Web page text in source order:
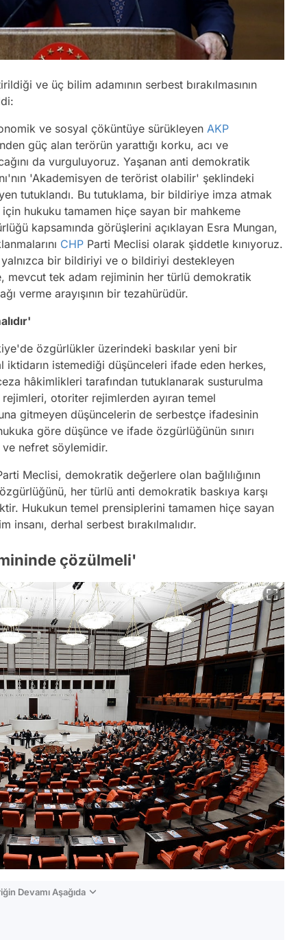
ve üç bilim adamının serbest bırakılmasının
ve sosyal çöküntüye sürükleyen AKP
güç alan terörün yarattığı korku, acı ve
da vurguluyoruz. Yaşanan anti demokratik
'Akademisyen de terörist olabilir' şeklindeki
tutuklandı. Bu tutuklama, bir bildiriye imza atmak
hukuku tamamen hiçe sayan bir mahkeme
kapsamında görüşlerini açıklayan Esra Mungan,
CHP Parti Meclisi olarak şiddetle kınıyoruz.
bir bildiriyi ve o bildiriyi destekleyen
mevcut tek adam rejiminin her türlü demokratik
verme arayışının bir tezahürüdür.
özgürlükler üzerindeki baskılar yeni bir
istemediği düşünceleri ifade eden herkes,
hâkimlikleri tarafından tutuklanarak susturulma
otoriter rejimlerden ayıran temel
gitmeyen düşüncelerin de serbestçe ifadesinin
göre düşünce ve ifade özgürlüğünün sınırı
ve nefret söylemidir.
Meclisi, demokratik değerlere olan bağlılığının
her türlü anti demokratik baskıya karşı
Hukukun temel prensiplerini tamamen hiçe sayan
derhal serbest bırakılmalıdır.
çözülmeli'
Devamı Aşağıda